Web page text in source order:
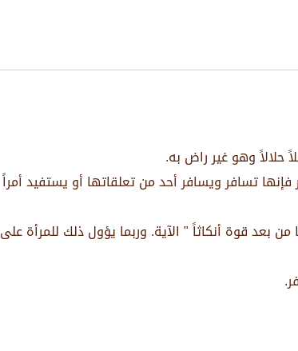
حلالاً وهو غير راض به.
تسافر ويسافر أحد من تعلقاتها أو يستفيد أمراً
بعد قوة أنكاثاً " الآية. وربما يؤول ذلك للمرأة على